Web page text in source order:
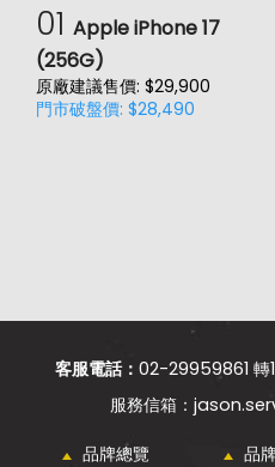
01 Apple iPhone 17
(256G)
原廠建議售價: $29,900
門市破盤價: $28,490
客服電話： 02-29959861 轉
品牌總覽 品